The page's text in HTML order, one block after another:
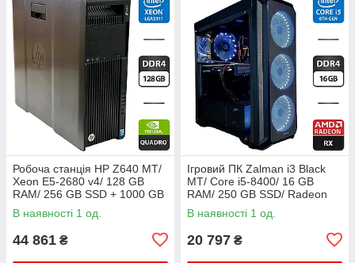
Робоча станція HP Z640 MT/
Xeon E5-2680 v4/ 128 GB
RAM/ 256 GB SSD + 1000 GB
HDD/ Quadro K2200 4GB/
925W
В наявності 1 од.
44 861 ₴
Ігровий ПК Zalman i3 Black
MT/ Core i5-8400/ 16 GB
RAM/ 250 GB SSD/ Radeon
RX 580 8GB/ 750W
В наявності 1 од.
20 797 ₴